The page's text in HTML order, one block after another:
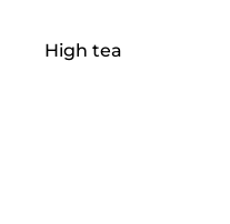
High tea